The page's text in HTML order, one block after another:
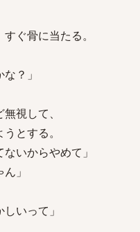
ぐ骨に当たる。
？」
視して、
とする。
いからやめて」
」
いって」